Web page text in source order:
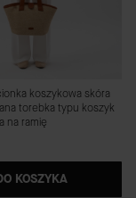
koszykowa skóra
torebka typu koszyk
na ramię
KOSZYKA